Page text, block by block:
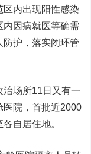
内出现阳性感染
因病就医等确需
护，落实闭环管
治场所11日又有一
医院，首批近2000
自居住地。